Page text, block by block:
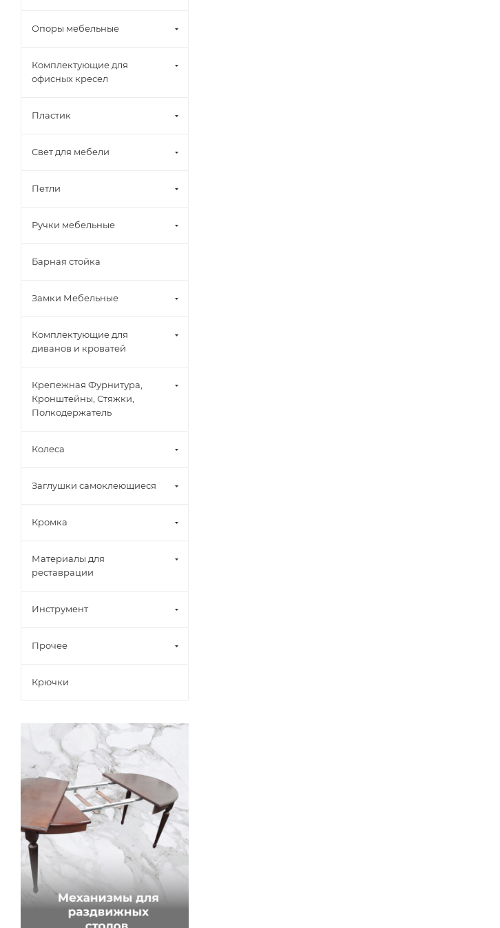
Опоры мебельные
Комплектующие для
офисных кресел
Пластик
Свет для мебели
Петли
Ручки мебельные
Барная стойка
Замки Мебельные
Комплектующие для
диванов и кроватей
Крепежная Фурнитура,
Кронштейны, Стяжки,
Полкодержатель
Колеса
Заглушки самоклеющиеся
Кромка
Материалы для
реставрации
Инструмент
Прочее
Крючки